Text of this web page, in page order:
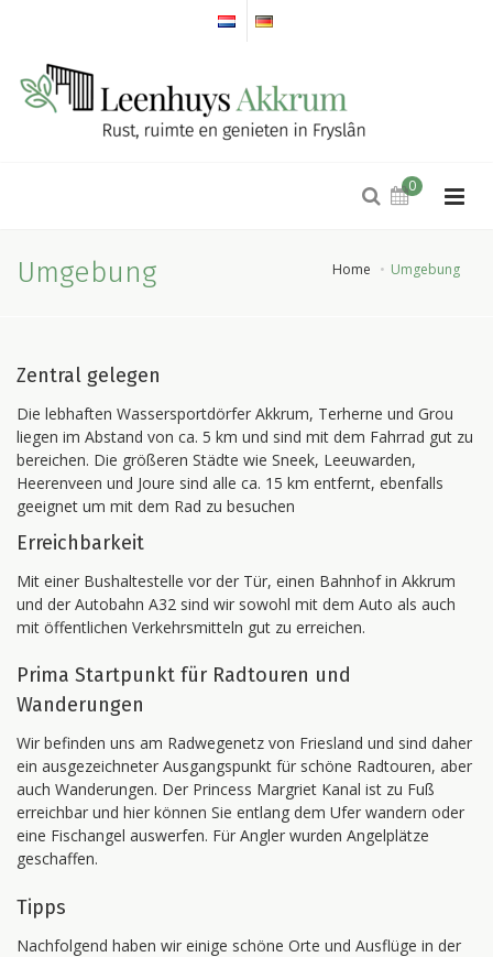
0
Home Umgebung
Umgebung
Zentral gelegen
Die lebhaften Wassersportdörfer Akkrum, Terherne und Grou
liegen im Abstand von ca. 5 km und sind mit dem Fahrrad gut zu
bereichen. Die größeren Städte wie Sneek, Leeuwarden,
Heerenveen und Joure sind alle ca. 15 km entfernt, ebenfalls
geeignet um mit dem Rad zu besuchen
Erreichbarkeit
Mit einer Bushaltestelle vor der Tür, einen Bahnhof in Akkrum
und der Autobahn A32 sind wir sowohl mit dem Auto als auch
mit öffentlichen Verkehrsmitteln gut zu erreichen.
Prima Startpunkt für Radtouren und
Wanderungen
Wir befinden uns am Radwegenetz von Friesland und sind daher
ein ausgezeichneter Ausgangspunkt für schöne Radtouren, aber
auch Wanderungen. Der Princess Margriet Kanal ist zu Fuß
erreichbar und hier können Sie entlang dem Ufer wandern oder
eine Fischangel auswerfen. Für Angler wurden Angelplätze
geschaffen.
Tipps
Nachfolgend haben wir einige schöne Orte und Ausflüge in der